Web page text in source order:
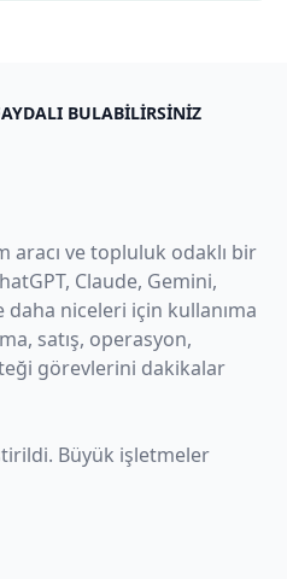
BULABILIRSINIZ
ve topluluk odaklı bir
Claude, Gemini,
daha niceleri için kullanıma
satış, operasyon,
görevlerini dakikalar
Büyük işletmeler